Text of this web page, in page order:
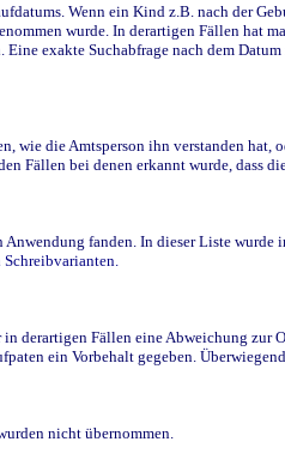
Wenn ein Kind z.B. nach der
wurde. In derartigen Fällen hat
exakte Suchabfrage nach dem
die Amtsperson ihn verstanden hat,
Fällen bei denen erkannt wurde, dass
fanden. In dieser Liste wurde
derartigen Fällen eine Abweichung
ein Vorbehalt gegeben.
nicht übernommen.